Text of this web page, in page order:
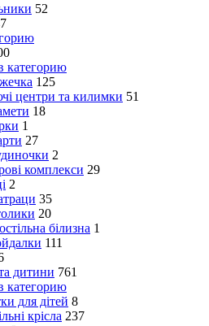
52
категорию
125
центри та килимки 51
18
1
27
2
комплекси 29
2
35
20
білизна 1
111
дитини 761
категорию
для дітей 8
крісла 237